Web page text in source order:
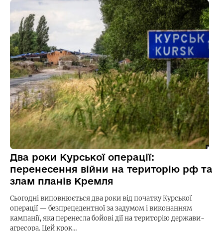
Два роки Курської операції:
перенесення війни на територію рф та
злам планів Кремля
Сьогодні виповнюється два роки від початку Курської
операції — безпрецедентної за задумом і виконанням
кампанії, яка перенесла бойові дії на територію держави-
агресора. Цей крок…